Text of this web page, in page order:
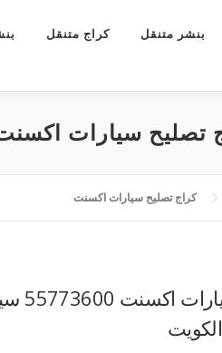
كراج متنقل بنشر متنقل
تصليح سيارات
كراج تصليح سيارات اكسنت
كراج